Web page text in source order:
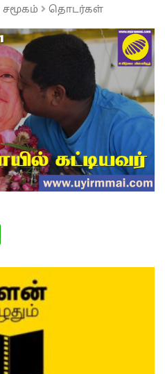
சமூகம் தொடர்கள்